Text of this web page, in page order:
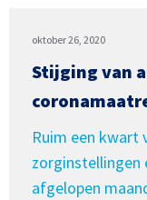
oktober 26, 2020
Stijging van
Ruim een kwart
zorginstellingen
afgelopen